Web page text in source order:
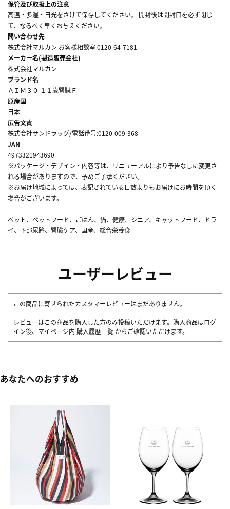
保管及び取扱上の注意
高温・多湿・日光をさけて保存してください。 開封後は開封口を必ず閉じ
て、なるべく早くお与えください。
問い合わせ先
株式会社マルカン お客様相談室 0120-64-7181
メーカー名(製造販売会社)
株式会社マルカン
ブランド名
ＡＩＭ３０ １１歳腎臓Ｆ
原産国
日本
広告文責
株式会社サンドラッグ/電話番号:0120-009-368
JAN
4973321943690
※パッケージ・デザイン・内容等は、リニューアルにより予告なしに変更さ
れる場合がありますので、予めご了承ください。
※お届け地域によっては、表記されている日数よりもお届けにお時間を頂く
場合がございます。
ペット、ペットフード、ごはん、猫、健康、シニア、キャットフード、ドラ
イ、下部尿路、腎臓ケア、国産、総合栄養食
ユーザーレビュー
この商品に寄せられたカスタマーレビューはまだありません。
レビューはこの商品を購入した方のみ投稿いただけます。購入商品はログ
イン後、マイページ内 購入履歴一覧 からご確認いただけます。
あなたへのおすすめ